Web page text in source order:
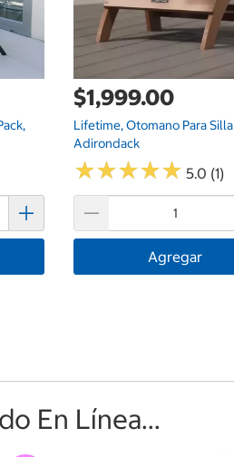
$1,999.00
Lifetime, Otomano Para Silla
Adirondack
★★★★★
★★★★★ 5.0 (1)
Agregar
En Línea...